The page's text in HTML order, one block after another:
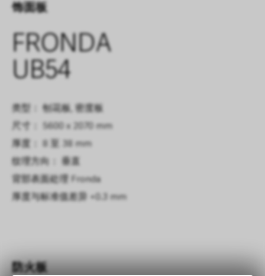
饰面板
FRONDA
UB54
类型： 刨花板, 密度板
尺寸： 5600 x 2070 mm
厚度： 8 至 38 mm
纹理方向： 垂直
背部表面处理
Fronda
厚度与标准值差异
+0.3 mm
防火板